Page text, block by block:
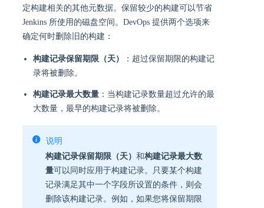
定构建相关的其他元数据。保留较少的构建可以节省
Jenkins 所使用的磁盘空间。DevOps 提供两个选项来
确定何时删除旧的构建：
构建记录保留期限（天）
：超过保留期限的构建记
录将被删除。
构建记录最大数量 ：当构建记录数量超过允许的最
大数量，最早的构建记录将被删除。
说明
构建记录保留期限（天） 和构建记录最大数
量可以同时应用于构建记录。只要某个构建
记录满足其中一个字段所设置的条件，则会
删除该构建记录。例如，如果您将保留期限